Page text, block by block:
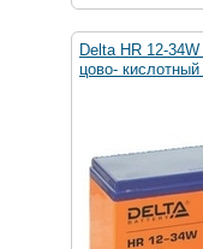
Delta HR 12-
цово-